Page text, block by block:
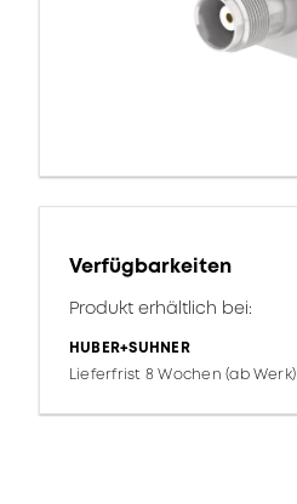
Verfügbarkeiten
Produkt erhältlich bei:
HUBER+SUHNER
Lieferfrist 8 Wochen (ab Werk)